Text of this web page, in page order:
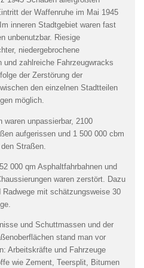
der Waffenruhe im Mai 1945
inneren Stadtgebiet waren fast
unbenutzbar. Riesige
niedergebrochene
und zahlreiche Fahrzeugwracks
der Zerstörung der
den einzelnen Stadtteilen
möglich.
unpassierbar, 2100
aufgerissen und 1 500 000 cbm
Straßen.
000 qm Asphaltfahrbahnen und
waren zerstört. Dazu
mit schätzungsweise 30
und Schuttmassen und der
stand man vor
Arbeitskräfte und Fahrzeuge
wie Zement, Teersplit, Bitumen